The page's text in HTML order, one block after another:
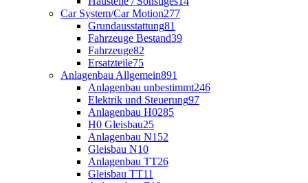
Car System/Car Motion277
Grundausstattung81
Fahrzeuge Bestand39
Fahrzeuge82
Ersatzteile75
Anlagenbau Allgemein891
Anlagenbau unbestimmt246
Elektrik und Steuerung97
Anlagenbau H0285
H0 Gleisbau25
Anlagenbau N152
Gleisbau N10
Anlagenbau TT26
Gleisbau TT11